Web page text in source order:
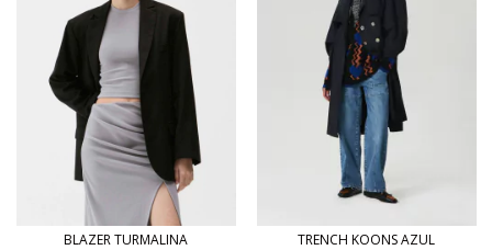
BLAZER TURMALINA TRENCH KOONS AZUL